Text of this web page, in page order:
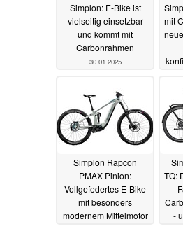
Simplon: E-Bike ist
vielseitig einsetzbar
und kommt mit
Carbonrahmen
30.01.2025
mit
Simplon Rapcon
PMAX Pinion:
Vollgefedertes E-Bike
mit besonders
modernem Mittelmotor
TQ:
-